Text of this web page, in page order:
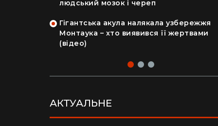
людський мозок і череп
Гігантська акула налякала узбережжя
Монтаука – хто виявився її жертвами
(відео)
АКТУАЛЬНЕ